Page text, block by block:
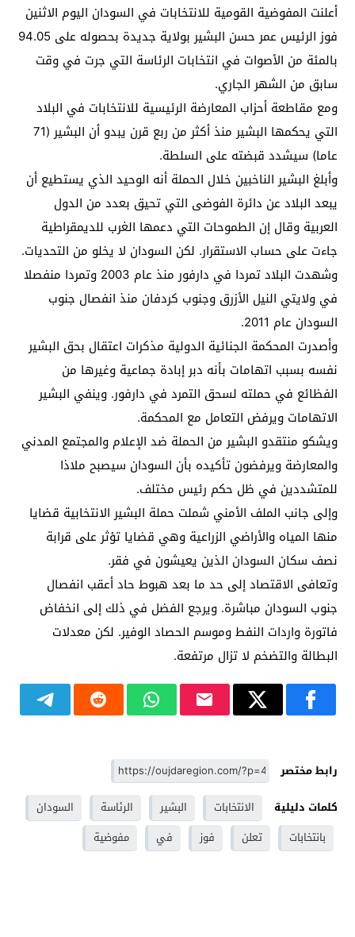
أعلنت المفوضية القومية للانتخابات في السودان اليوم الاثنين
فوز الرئيس عمر حسن البشير بولاية جديدة بحصوله على 94.05
بالمئة من الأصوات في انتخابات الرئاسة التي جرت في وقت
سابق من الشهر الجاري.
ومع مقاطعة أحزاب المعارضة الرئيسية للانتخابات في البلاد
التي يحكمها البشير منذ أكثر من ربع قرن يبدو أن البشير (71
عاما) سيشدد قبضته على السلطة.
وأبلغ البشير الناخبين خلال الحملة أنه الوحيد الذي يستطيع أن
يبعد البلاد عن دائرة الفوضى التي تحيق بعدد من الدول
العربية وقال إن الطموحات التي دعمها الغرب للديمقراطية
جاءت على حساب الاستقرار. لكن السودان لا يخلو من التحديات.
وشهدت البلاد تمردا في دارفور منذ عام 2003 وتمردا منفصلا
في ولايتي النيل الأزرق وجنوب كردفان منذ انفصال جنوب
السودان عام 2011.
وأصدرت المحكمة الجنائية الدولية مذكرات اعتقال بحق البشير
نفسه بسبب اتهامات بأنه دبر إبادة جماعية وغيرها من
الفظائع في حملته لسحق التمرد في دارفور. وينفي البشير
الاتهامات ويرفض التعامل مع المحكمة.
ويشكو منتقدو البشير من الحملة ضد الإعلام والمجتمع المدني
والمعارضة ويرفضون تأكيده بأن السودان سيصبح ملاذا
للمتشددين في ظل حكم رئيس مختلف.
وإلى جانب الملف الأمني شملت حملة البشير الانتخابية قضايا
منها المياه والأراضي الزراعية وهي قضايا تؤثر على قرابة
نصف سكان السودان الذين يعيشون في فقر.
وتعافى الاقتصاد إلى حد ما بعد هبوط حاد أعقب انفصال
جنوب السودان مباشرة. ويرجع الفضل في ذلك إلى انخفاض
فاتورة واردات النفط وموسم الحصاد الوفير. لكن معدلات
البطالة والتضخم لا تزال مرتفعة.
رابط مختصر
كلمات دليلية
الانتخابات البشير الرئاسة
السودان
بانتخابات
تعلن فوز في مفوضية